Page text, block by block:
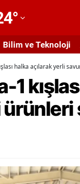
°
Bilim ve Teknoloji
halka açılarak yerli